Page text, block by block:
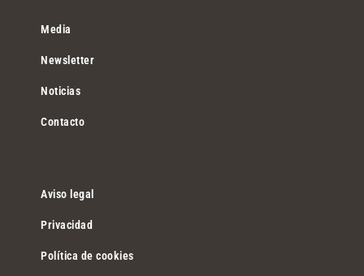
Media
Newsletter
Noticias
Contacto
Aviso legal
Privacidad
Política de cookies